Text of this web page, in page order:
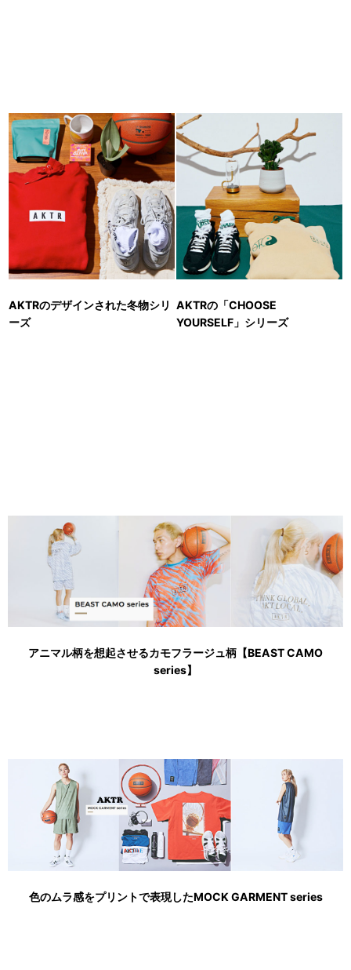
AKTRのデザインされた冬物シリ
ーズ
AKTRの「CHOOSE
YOURSELF」シリーズ
アニマル柄を想起させるカモフラージュ柄【BEAST CAMO
series】
色のムラ感をプリントで表現したMOCK GARMENT series